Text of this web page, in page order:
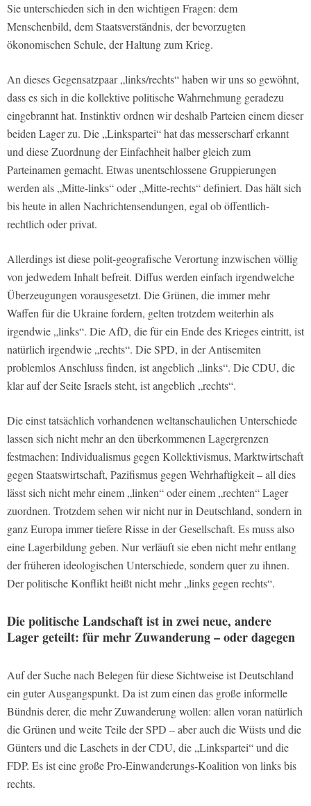
Sie unterschieden sich in den wichtigen Fragen: dem
Menschenbild, dem Staatsverständnis, der bevorzugten
ökonomischen Schule, der Haltung zum Krieg.
An dieses Gegensatzpaar „links/rechts“ haben wir uns so gewöhnt,
dass es sich in die kollektive politische Wahrnehmung geradezu
eingebrannt hat. Instinktiv ordnen wir deshalb Parteien einem dieser
beiden Lager zu. Die „Linkspartei“ hat das messerscharf erkannt
und diese Zuordnung der Einfachheit halber gleich zum
Parteinamen gemacht. Etwas unentschlossene Gruppierungen
werden als „Mitte-links“ oder „Mitte-rechts“ definiert. Das hält sich
bis heute in allen Nachrichtensendungen, egal ob öffentlich-
rechtlich oder privat.
Allerdings ist diese polit-geografische Verortung inzwischen völlig
von jedwedem Inhalt befreit. Diffus werden einfach irgendwelche
Überzeugungen vorausgesetzt. Die Grünen, die immer mehr
Waffen für die Ukraine fordern, gelten trotzdem weiterhin als
irgendwie „links“. Die AfD, die für ein Ende des Krieges eintritt, ist
natürlich irgendwie „rechts“. Die SPD, in der Antisemiten
problemlos Anschluss finden, ist angeblich „links“. Die CDU, die
klar auf der Seite Israels steht, ist angeblich „rechts“.
Die einst tatsächlich vorhandenen weltanschaulichen Unterschiede
lassen sich nicht mehr an den überkommenen Lagergrenzen
festmachen: Individualismus gegen Kollektivismus, Marktwirtschaft
gegen Staatswirtschaft, Pazifismus gegen Wehrhaftigkeit – all dies
lässt sich nicht mehr einem „linken“ oder einem „rechten“ Lager
zuordnen. Trotzdem sehen wir nicht nur in Deutschland, sondern in
ganz Europa immer tiefere Risse in der Gesellschaft. Es muss also
eine Lagerbildung geben. Nur verläuft sie eben nicht mehr entlang
der früheren ideologischen Unterschiede, sondern quer zu ihnen.
Der politische Konflikt heißt nicht mehr „links gegen rechts“.
Die politische Landschaft ist in zwei neue, andere
Lager geteilt: für mehr Zuwanderung – oder dagegen
Auf der Suche nach Belegen für diese Sichtweise ist Deutschland
ein guter Ausgangspunkt. Da ist zum einen das große informelle
Bündnis derer, die mehr Zuwanderung wollen: allen voran natürlich
die Grünen und weite Teile der SPD – aber auch die Wüsts und die
Günters und die Laschets in der CDU, die „Linkspartei“ und die
FDP. Es ist eine große Pro-Einwanderungs-Koalition von links bis
rechts.